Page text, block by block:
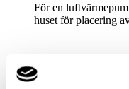
För en
huset för placering
5. Värme-